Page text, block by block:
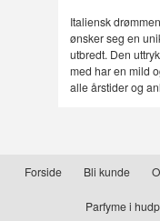
Italiensk
ønsker seg en
utbredt. Den
med har en mild
alle årstider og
Forside Bli kunde
Parfyme i